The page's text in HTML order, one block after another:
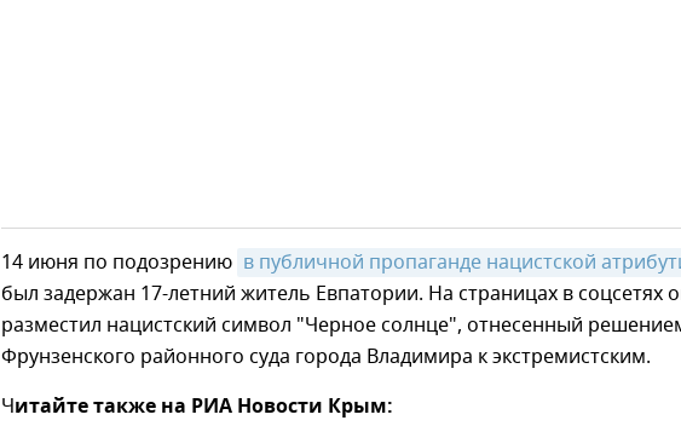
14 июня по подозрению в публичной пропаганде нацистской
был задержан 17-летний житель Евпатории. На страницах в соцсетях
разместил нацистский символ "Черное солнце", отнесенный
Фрунзенского районного суда города Владимира к экстремистским.
Читайте также на РИА Новости Крым: